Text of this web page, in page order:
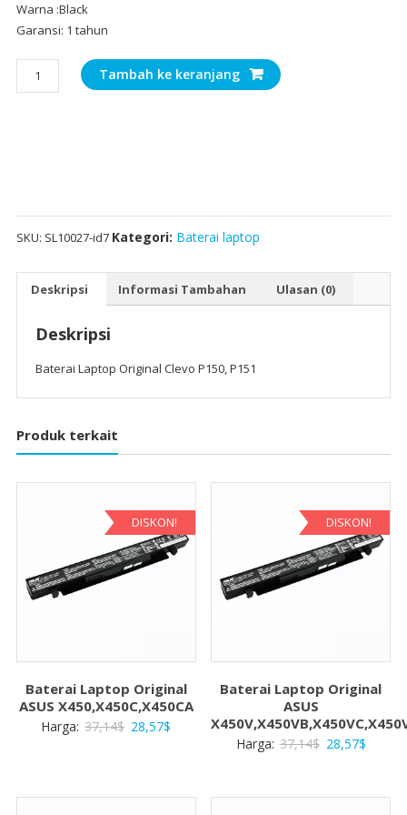
Warna :Black
Garansi: 1 tahun
Kuantitas
Baterai
Tambah ke keranjang
SKU: SL10027-id7 Kategori: Baterai laptop
Deskripsi Informasi Tambahan Ulasan (0)
Deskripsi
Baterai Laptop Original Clevo P150, P151
Produk terkait
DISKON!
Baterai Laptop Original
ASUS X450,X450C,X450CA
Harga: 37,14$ Harga
37,14$.
28,57$
adalah:
DISKON!
Baterai Laptop Original
ASUS
Harga: 37,14$ Harga
28,57$Harga